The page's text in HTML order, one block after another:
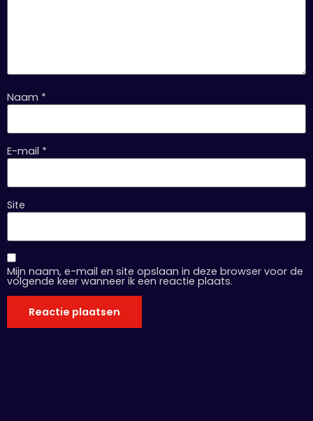
Naam *
E-mail *
Site
Mijn naam, e-mail en site opslaan in deze browser voor de
volgende keer wanneer ik een reactie plaats.